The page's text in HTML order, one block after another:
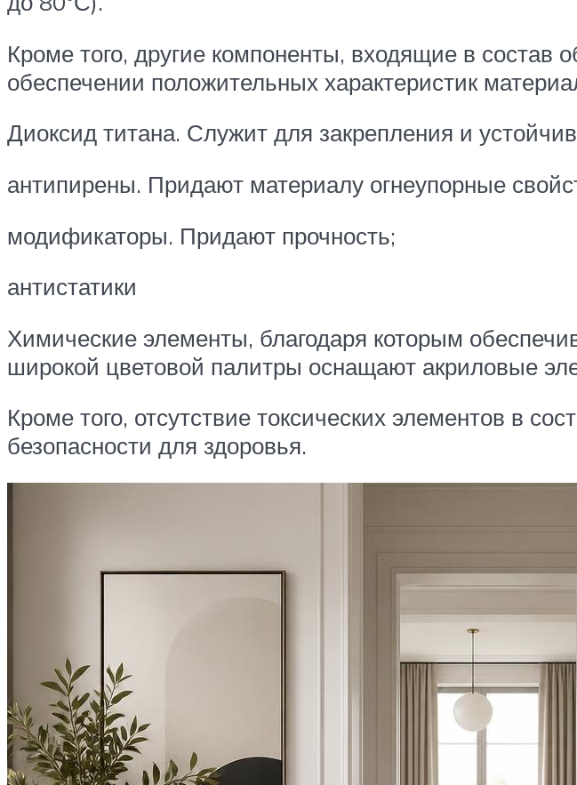
Кроме того, другие компоненты, входящие в
обеспечении положительных характеристик
Диоксид титана. Служит для закрепления и
антипирены. Придают материалу огнеупорные
модификаторы. Придают прочность;
антистатики
Химические элементы, благодаря которым
широкой цветовой палитры оснащают акриловые
Кроме того, отсутствие токсических элементов в
безопасности для здоровья.